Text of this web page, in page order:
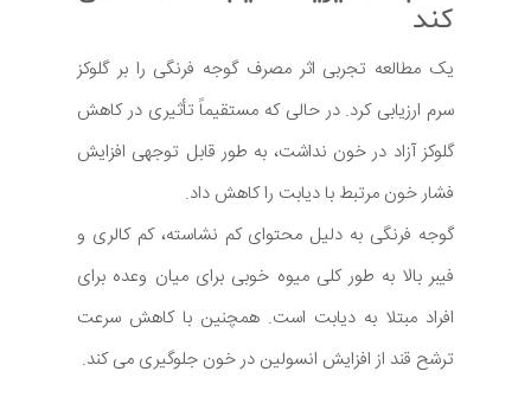
کند
یک مطالعه تجربی اثر مصرف گوجه فرنگی را بر گلوکز
سرم ارزیابی کرد. در حالی که مستقیماً تأثیری در کاهش
گلوکز آزاد در خون نداشت، به طور قابل توجهی افزایش
فشار خون مرتبط با دیابت را کاهش داد.
گوجه فرنگی به دلیل محتوای کم نشاسته، کم کالری و
فیبر بالا به طور کلی میوه خوبی برای میان وعده برای
افراد مبتلا به دیابت است. همچنین با کاهش سرعت
ترشح قند از افزایش انسولین در خون جلوگیری می کند.